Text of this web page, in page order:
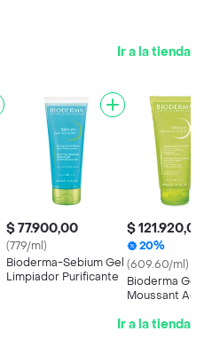
Ir a la tienda
$ 77.900,00
(779/ml)
Bioderma-Sebium Gel
Limpiador Purificante
$ 121.920,00
20%
(609.60/ml)
Bioderma Gel
Moussant Actif
Ir a la tienda